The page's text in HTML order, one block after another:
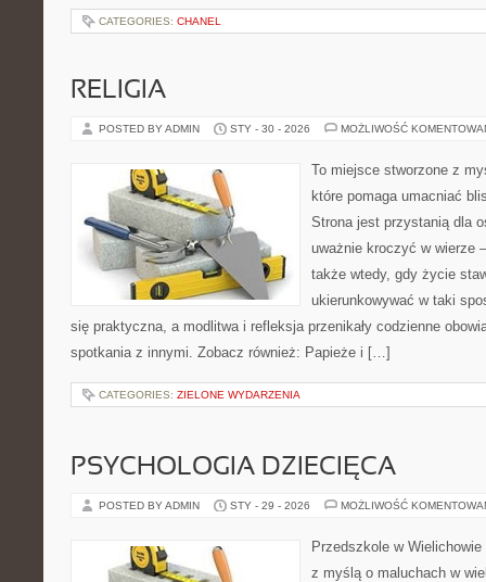
CATEGORIES: CHANEL
RELIGIA
POSTED BY ADMIN STY - 30 - 2026 MOŻLIWOŚĆ
To miejsce stworzone z
które pomaga umacniać
Strona jest przystanią dla
uważnie kroczyć w wierze
także wtedy, gdy życie
ukierunkowywać w taki
się praktyczna, a modlitwa i refleksja przenikały codzienne
spotkania z innymi. Zobacz również: Papieże i […]
CATEGORIES: ZIELONE WYDARZENIA
PSYCHOLOGIA DZIECIĘCA
POSTED BY ADMIN STY - 29 - 2026 MOŻLIWOŚĆ
Przedszkole w
z myślą o maluchach w